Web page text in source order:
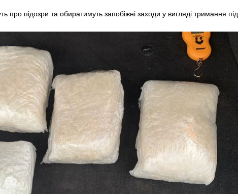
про підозри та обиратимуть запобіжні заходи у вигляді тримання під